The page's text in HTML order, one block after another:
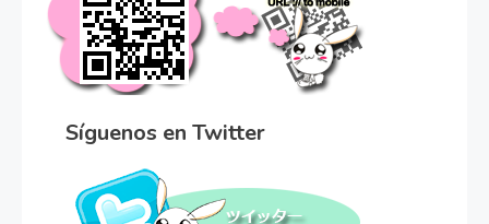
Síguenos en Twitter